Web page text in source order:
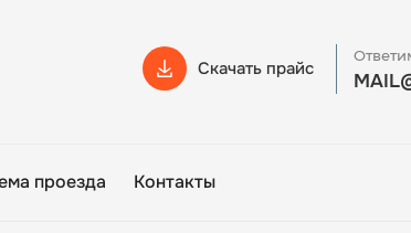
Скачать прайс
проезда Контакты